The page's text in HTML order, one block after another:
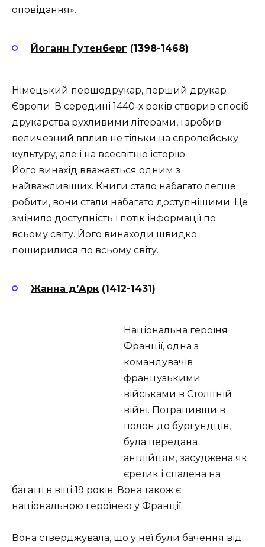
оповідання».
Йоганн Гутенберг (1398-1468)
Німецький першодрукар, перший друкар
Європи. В середині 1440-х років створив спосіб
друкарства рухливими літерами, і зробив
величезний вплив не тільки на європейську
культуру, але і на всесвітню історію.
Його винахід вважається одним з
найважливіших. Книги стало набагато легше
робити, вони стали набагато доступнішими. Це
змінило доступність і потік інформації по
всьому світу. Його винаходи швидко
поширилися по всьому світу.
Жанна д’Арк (1412-1431)
Національна героїня
Франції, одна з
командувачів
французькими
військами в Столітній
війні. Потрапивши в
полон до бургундців,
була передана
англійцям, засуджена як
єретик і спалена на
багатті в віці 19 років. Вона також є
національною героїнею у Франції.
Вона стверджувала, що у неї були бачення від